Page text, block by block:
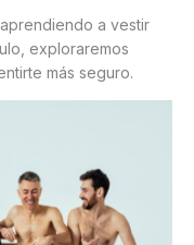
a vestir
exploraremos
más seguro.